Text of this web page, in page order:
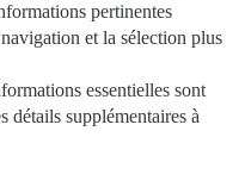
pertinentes
et la sélection plus
essentielles sont
détails supplémentaires à